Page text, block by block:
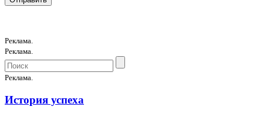
Реклама.
Реклама.
Реклама.
История успеха